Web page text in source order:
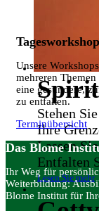
Stehen
Ihre
Lassen
Entfalten
Lesen Sie mehr
Unsere
mehreren
eine gesündere,
zu entfalten.
Terminübersicht
Das Blome
Ihr Weg für
Weiterbildung:
Blome Institut für